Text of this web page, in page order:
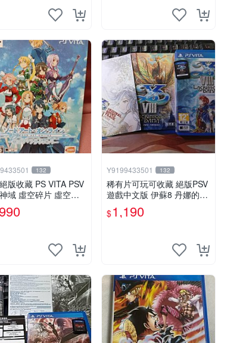
132
版收藏 PS VITA PSV
域 虛空碎片 虛空斷
定版 日版
Y9199433501 132
稀有片可玩可收藏 絕版PSV
遊戲中文版 伊蘇8 丹娜的殞
涕日 中文版 psv
$1,190